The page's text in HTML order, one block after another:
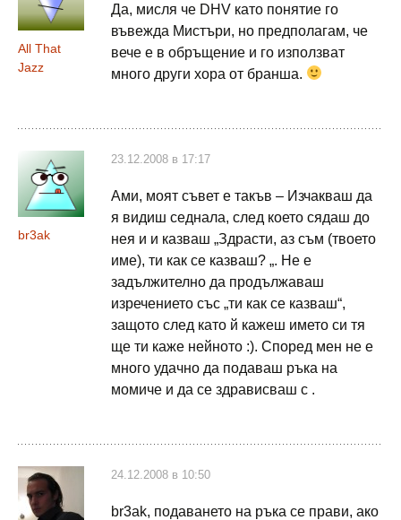
All That
Jazz
Да, мисля че DHV като понятие го
въвежда Мистъри, но предполагам, че
вече е в обръщение и го използват
много други хора от бранша.
br3ak
23.12.2008 в 17:17
Ами, моят съвет е такъв – Изчакваш да
я видиш седнала, след което сядаш до
нея и и казваш „Здрасти, аз съм (твоето
име), ти как се казваш? „. Не е
задължително да продължаваш
изречението със „ти как се казваш“,
защото след като й кажеш името си тя
ще ти каже нейното :). Според мен не е
много удачно да подаваш ръка на
момиче и да се здрависваш с .
24.12.2008 в 10:50
br3ak, подаването на ръка се прави, ако